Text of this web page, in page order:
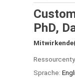
PhD,
Sprache: